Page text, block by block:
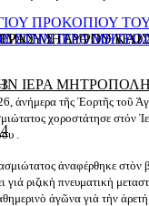
ΜΗΤΡΟΠΟΛΕΩΣ
ΣΤΑΥΡΟΥ ΚΑΙ
ΙΕΡΑ ΜΗΤΡΟΠΟΛΗ
ἀνήμερα τῆς Ἑορτῆς τοῦ
χοροστάτησε στόν
.
ἀναφέρθηκε στὸν
ριζικὴ πνευματικὴ
ἀγῶνα γιὰ τὴν